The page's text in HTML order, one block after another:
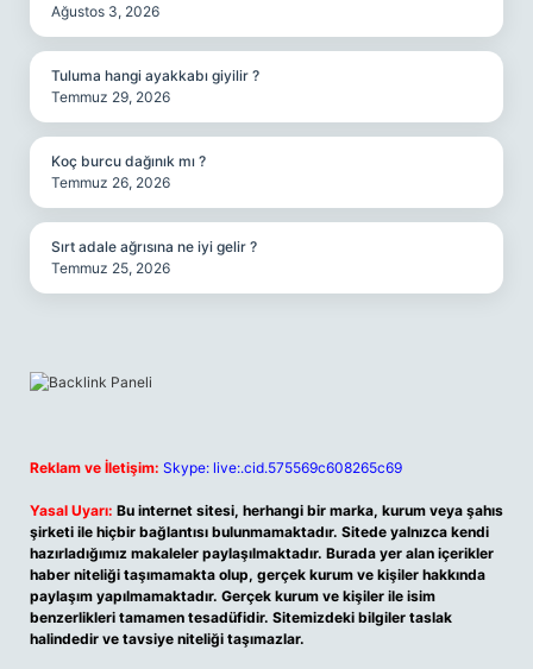
Ağustos 3, 2026
Tuluma hangi ayakkabı giyilir ?
Temmuz 29, 2026
Koç burcu dağınık mı ?
Temmuz 26, 2026
Sırt adale ağrısına ne iyi gelir ?
Temmuz 25, 2026
Reklam ve İletişim: Skype: live:.cid.575569c608265c69
Yasal Uyarı: Bu internet sitesi, herhangi bir marka, kurum veya şahıs
şirketi ile hiçbir bağlantısı bulunmamaktadır. Sitede yalnızca kendi
hazırladığımız makaleler paylaşılmaktadır. Burada yer alan içerikler
haber niteliği taşımamakta olup, gerçek kurum ve kişiler hakkında
paylaşım yapılmamaktadır. Gerçek kurum ve kişiler ile isim
benzerlikleri tamamen tesadüfidir. Sitemizdeki bilgiler taslak
halindedir ve tavsiye niteliği taşımazlar.